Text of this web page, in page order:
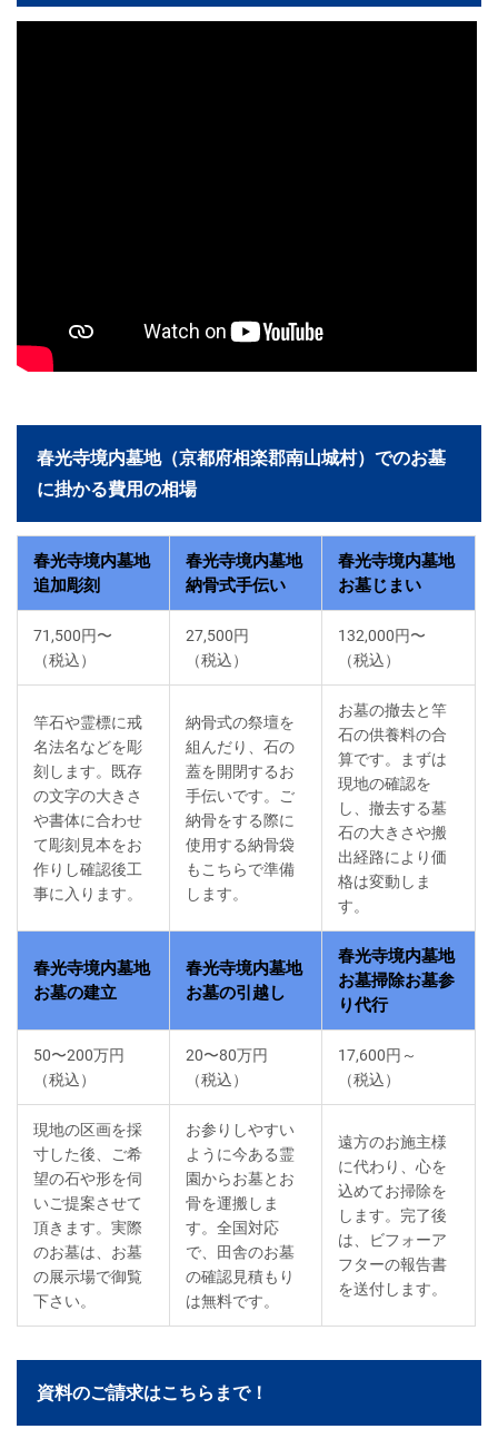
春光寺境内墓地（京都府相楽郡南山城村）でのお墓
に掛かる費用の相場
春光寺境内墓地
追加彫刻
春光寺境内墓地
納骨式手伝い
春光寺境内墓地
お墓じまい
71,500円〜
（税込）
27,500円
（税込）
132,000円〜
（税込）
竿石や霊標に戒
名法名などを彫
刻します。既存
の文字の大きさ
や書体に合わせ
て彫刻見本をお
作りし確認後工
事に入ります。
納骨式の祭壇を
組んだり、石の
蓋を開閉するお
手伝いです。ご
納骨をする際に
使用する納骨袋
もこちらで準備
します。
お墓の撤去と竿
石の供養料の合
算です。まずは
現地の確認を
し、撤去する墓
石の大きさや搬
出経路により価
格は変動しま
す。
春光寺境内墓地
お墓の建立
春光寺境内墓地
お墓の引越し
春光寺境内墓地
お墓掃除お墓参
り代行
50〜200万円
（税込）
20〜80万円
（税込）
17,600円～
（税込）
現地の区画を採
寸した後、ご希
望の石や形を伺
いご提案させて
頂きます。実際
のお墓は、お墓
の展示場で御覧
下さい。
お参りしやすい
ように今ある霊
園からお墓とお
骨を運搬しま
す。全国対応
で、田舎のお墓
の確認見積もり
は無料です。
遠方のお施主様
に代わり、心を
込めてお掃除を
します。完了後
は、ビフォーア
フターの報告書
を送付します。
資料のご請求はこちらまで！